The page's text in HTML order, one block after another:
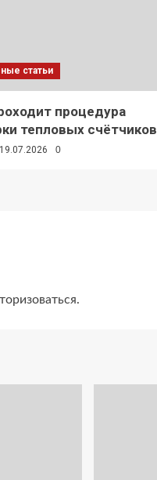
статьи
процедура
тепловых счётчиков
19.07.2026 0
.